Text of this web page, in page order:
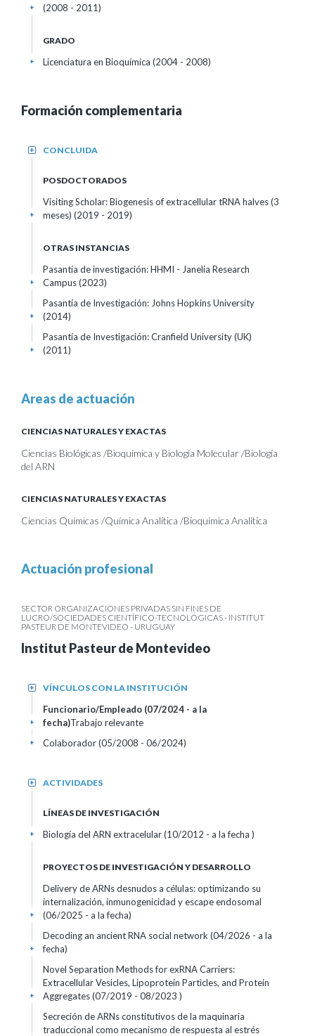
(2008 - 2011)
+
GRADO
Licenciatura en Bioquímica (2004 - 2008)
+
Formación complementaria
CONCLUIDA
+
POSDOCTORADOS
Visiting Scholar: Biogenesis of extracellular tRNA halves (3
meses) (2019 - 2019)
+
OTRAS INSTANCIAS
Pasantía de investigación: HHMI - Janelia Research
Campus(2023)
+
Pasantía de Investigación: Johns Hopkins University
(2014)
+
Pasantía de Investigación: Cranfield University (UK)
(2011)
+
Areas de actuación
CIENCIAS NATURALES Y EXACTAS
Ciencias Biológicas /Bioquímica y Biología Molecular /Biología
del ARN
CIENCIAS NATURALES Y EXACTAS
Ciencias Químicas /Química Analítica /Bioquímica Analítica
Actuación profesional
SECTOR ORGANIZACIONES PRIVADAS SIN FINES DE
LUCRO/SOCIEDADES CIENTÍFICO-TECNOLÓGICAS - INSTITUT
PASTEUR DE MONTEVIDEO - URUGUAY
Institut Pasteur de Montevideo
VÍNCULOS CON LA INSTITUCIÓN
+
Funcionario/Empleado (07/2024 - a la
fecha)Trabajo relevante
+
Colaborador (05/2008 - 06/2024)
+
ACTIVIDADES
+
LÍNEAS DE INVESTIGACIÓN
Biología del ARN extracelular (10/2012 - a la fecha )
+
PROYECTOS DE INVESTIGACIÓN Y DESARROLLO
Delivery de ARNs desnudos a células: optimizando su
internalización, inmunogenicidad y escape endosomal
(06/2025 - a la fecha)
+
Decoding an ancient RNA social network (04/2026 - a la
fecha)
+
Novel Separation Methods for exRNA Carriers:
Extracellular Vesicles, Lipoprotein Particles, and Protein
Aggregates (07/2019 - 08/2023 )
+
Secreción de ARNs constitutivos de la maquinaria
traduccional como mecanismo de respuesta al estrés